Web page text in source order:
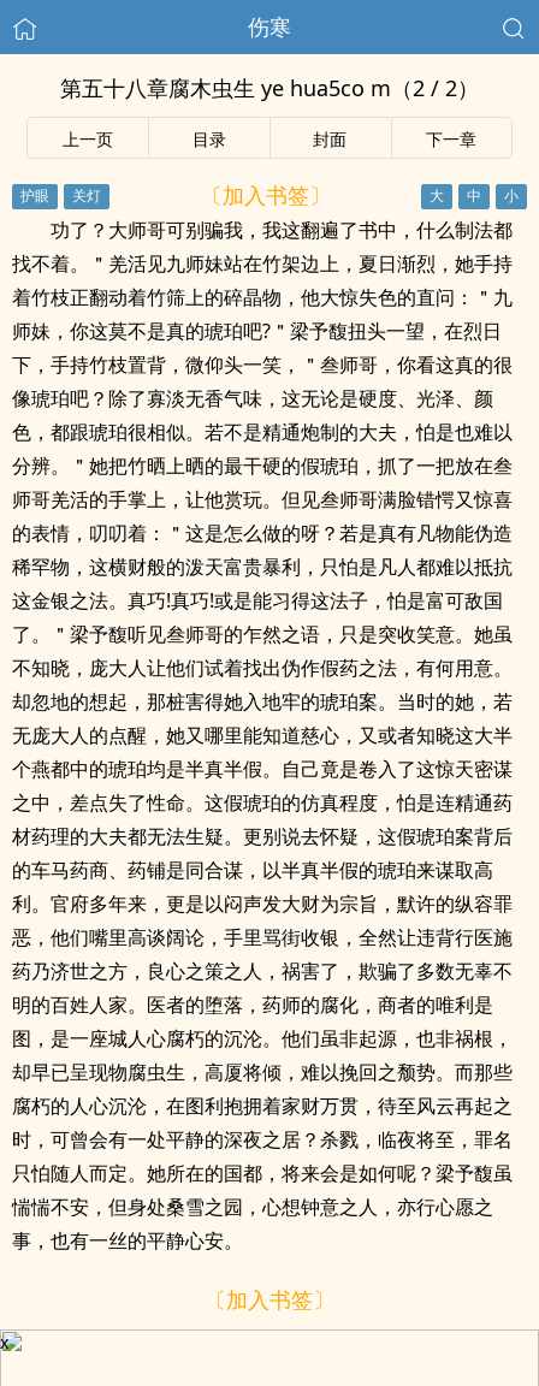
伤寒
第五十八章腐木虫生 ye hua5co m（2 / 2）
上一页 目录 封面 下一章
〔加入书签〕
功了？大师哥可别骗我，我这翻遍了书中，什么制法都
找不着。＂羌活见九师妹站在竹架边上，夏日渐烈，她手持
着竹枝正翻动着竹筛上的碎晶物，他大惊失色的直问：＂九
师妹，你这莫不是真的琥珀吧?＂梁予馥扭头一望，在烈日
下，手持竹枝置背，微仰头一笑，＂叁师哥，你看这真的很
像琥珀吧？除了寡淡无香气味，这无论是硬度、光泽、颜
色，都跟琥珀很相似。若不是精通炮制的大夫，怕是也难以
分辨。＂她把竹晒上晒的最干硬的假琥珀，抓了一把放在叁
师哥羌活的手掌上，让他赏玩。但见叁师哥满脸错愕又惊喜
的表情，叨叨着：＂这是怎么做的呀？若是真有凡物能伪造
稀罕物，这横财般的泼天富贵暴利，只怕是凡人都难以抵抗
这金银之法。真巧!真巧!或是能习得这法子，怕是富可敌国
了。＂梁予馥听见叁师哥的乍然之语，只是突收笑意。她虽
不知晓，庞大人让他们试着找出伪作假药之法，有何用意。
却忽地的想起，那桩害得她入地牢的琥珀案。当时的她，若
无庞大人的点醒，她又哪里能知道慈心，又或者知晓这大半
个燕都中的琥珀均是半真半假。自己竟是卷入了这惊天密谋
之中，差点失了性命。这假琥珀的仿真程度，怕是连精通药
材药理的大夫都无法生疑。更别说去怀疑，这假琥珀案背后
的车马药商、药铺是同合谋，以半真半假的琥珀来谋取高
利。官府多年来，更是以闷声发大财为宗旨，默许的纵容罪
恶，他们嘴里高谈阔论，手里骂街收银，全然让违背行医施
药乃济世之方，良心之策之人，祸害了，欺骗了多数无辜不
明的百姓人家。医者的堕落，药师的腐化，商者的唯利是
图，是一座城人心腐朽的沉沦。他们虽非起源，也非祸根，
却早已呈现物腐虫生，高厦将倾，难以挽回之颓势。而那些
腐朽的人心沉沦，在图利抱拥着家财万贯，待至风云再起之
时，可曾会有一处平静的深夜之居？杀戮，临夜将至，罪名
只怕随人而定。她所在的国都，将来会是如何呢？梁予馥虽
惴惴不安，但身处桑雪之园，心想钟意之人，亦行心愿之
事，也有一丝的平静心安。
〔加入书签〕
x